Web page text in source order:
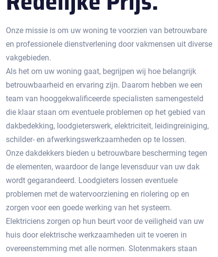
Onze missie is om uw woning te voorzien van betrouwbare
en professionele dienstverlening door vakmensen uit diverse
vakgebieden.
Als het om uw woning gaat, begrijpen wij hoe belangrijk
betrouwbaarheid en ervaring zijn. Daarom hebben we een
team van hooggekwalificeerde specialisten samengesteld
die klaar staan om eventuele problemen op het gebied van
dakbedekking, loodgieterswerk, elektriciteit, leidingreiniging,
schilder- en afwerkingswerkzaamheden op te lossen.
Onze dakdekkers bieden u betrouwbare bescherming tegen
de elementen, waardoor de lange levensduur van uw dak
wordt gegarandeerd. Loodgieters lossen eventuele
problemen met de watervoorziening en riolering op en
zorgen voor een goede werking van het systeem.
Elektriciens zorgen op hun beurt voor de veiligheid van uw
huis door elektrische werkzaamheden uit te voeren in
overeenstemming met alle normen. Slotenmakers staan ​​